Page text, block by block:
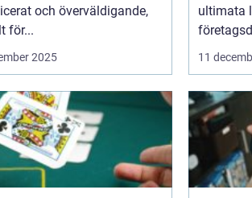
och överväldigande,
för...
2025
ultimata
11